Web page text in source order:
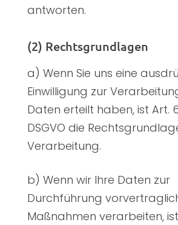
antworten.
(2) Rechtsgrundlagen
a) Wenn Sie uns eine
Einwilligung zur
Daten erteilt haben, ist Art.
DSGVO die
Verarbeitung.
b) Wenn wir Ihre Daten zur
Durchführung
Maßnahmen verarbeiten, ist